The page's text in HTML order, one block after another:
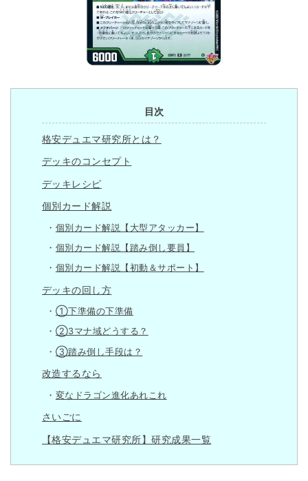
目次
格安デュエマ研究所とは？
デッキのコンセプト
デッキレシピ
個別カード解説
個別カード解説【大型アタッカー】
個別カード解説【踏み倒し要員】
個別カード解説【初動＆サポート】
デッキの回し方
①下準備の下準備
②3マナ域どうする？
③踏み倒し手段は？
改造するなら
変なドラゴン進化あれこれ
さいごに
【格安デュエマ研究所】研究成果一覧